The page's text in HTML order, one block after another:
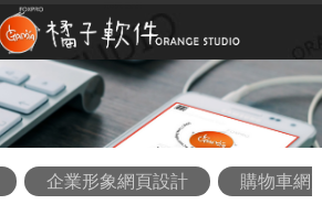
企業形象網頁設計 購物車網